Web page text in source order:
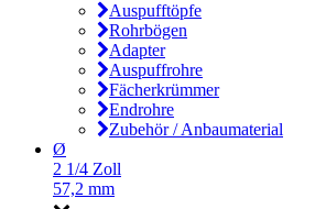
Auspufftöpfe
Rohrbögen
Adapter
Auspuffrohre
Fächerkrümmer
Endrohre
Zubehör / Anbaumaterial
Ø
2 1/4 Zoll
57,2 mm